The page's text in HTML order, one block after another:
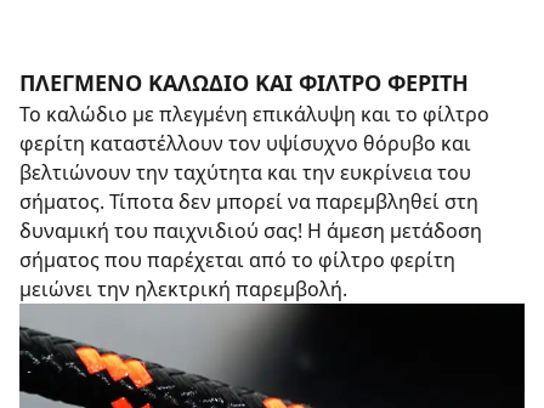
ΠΛΕΓΜΕΝΟ ΚΑΛΩΔΙΟ ΚΑΙ ΦΙΛΤΡΟ ΦΕΡΙΤΗ
Το καλώδιο με πλεγμένη επικάλυψη και το φίλτρο
φερίτη καταστέλλουν τον υψίσυχνο θόρυβο και
βελτιώνουν την ταχύτητα και την ευκρίνεια του
σήματος. Τίποτα δεν μπορεί να παρεμβληθεί στη
δυναμική του παιχνιδιού σας! Η άμεση μετάδοση
σήματος που παρέχεται από το φίλτρο φερίτη
μειώνει την ηλεκτρική παρεμβολή.